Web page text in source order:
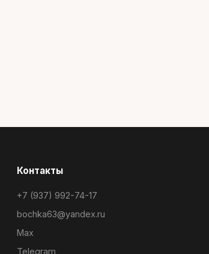
Контакты
+7 (937) 992-74-17
bochka63@yandex.ru
Max
Telegram